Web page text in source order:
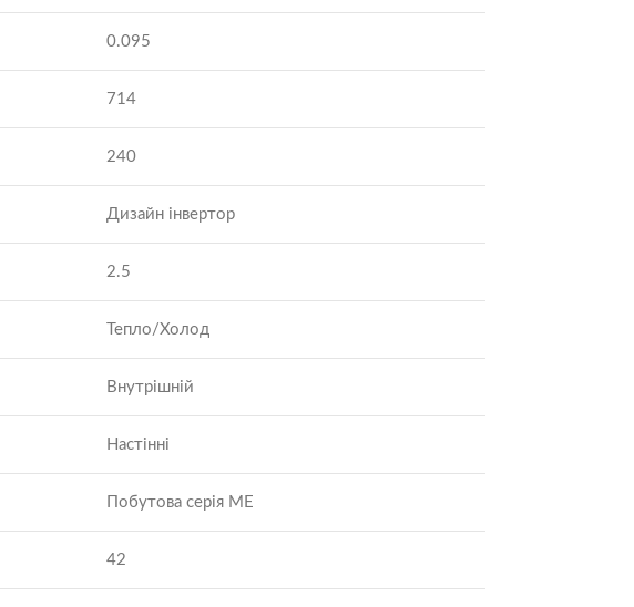
0.095
714
240
Дизайн інвертор
2.5
Тепло/Холод
Внутрішній
Настінні
Побутова серія МЕ
42